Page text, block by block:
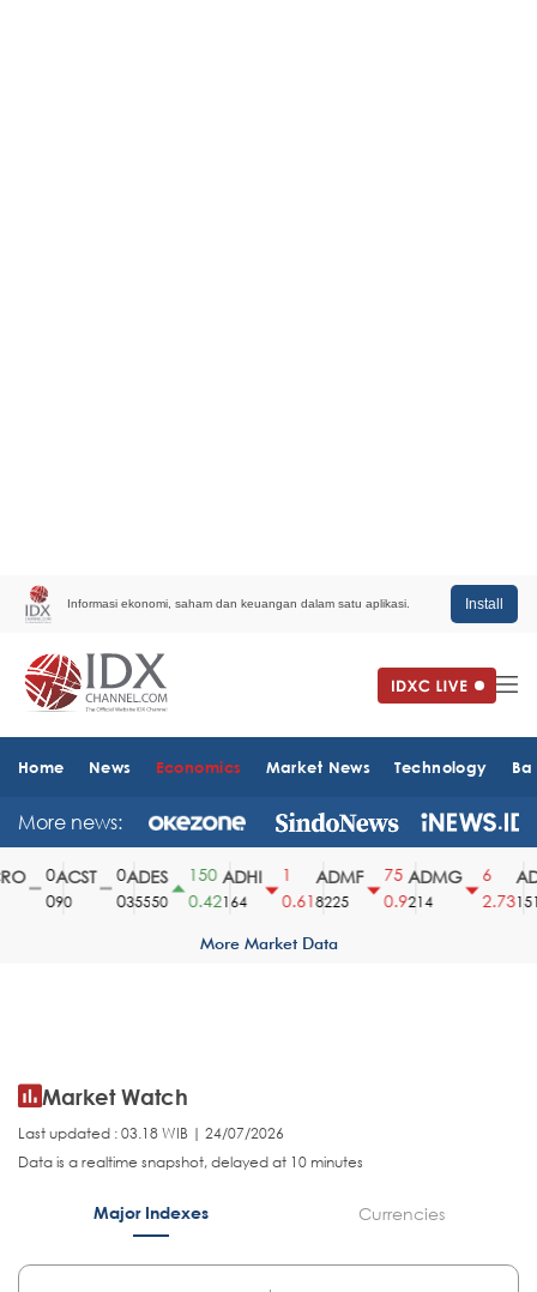
Informasi ekonomi, saham dan keuangan dalam satu aplikasi. Install
Home News Economics Market News Technology
More news:
ACST
90
ADES
35550
150
0.42
ADHI
164
0.61
ADMF
8225
75
0.9
ADMG
214
2.731510
More Market Data
Market Watch
Last updated : 03.18 WIB | 24/07/2026
Data is a realtime snapshot, delayed at 10 minutes
Major Indexes Currencies